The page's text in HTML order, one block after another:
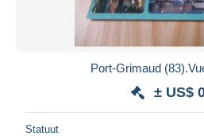
Port-Grimaud
± US$
Statuut